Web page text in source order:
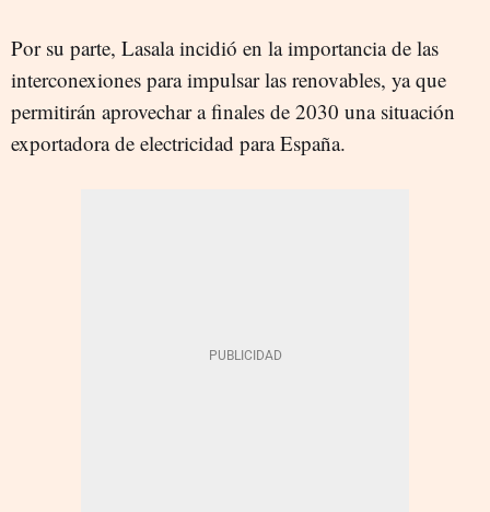
Por su parte, Lasala incidió en la importancia de las
interconexiones para impulsar las renovables, ya que
permitirán aprovechar a finales de 2030 una situación
exportadora de electricidad para España.